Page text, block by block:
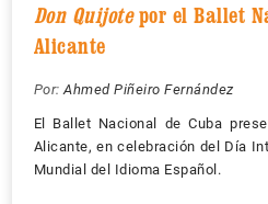
Don Quijotepor el Ballet
Alicante
Por: Ahmed Piñeiro Fernández
El Ballet Nacional de Cuba
Alicante, en celebración del Día
Mundial del Idioma Español.